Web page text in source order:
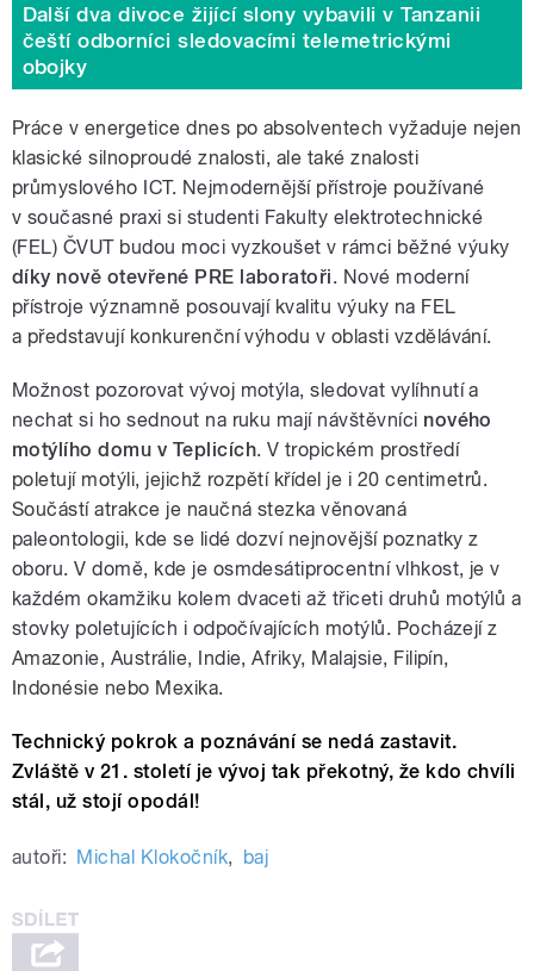
Další dva divoce žijící slony vybavili v Tanzanii
čeští odborníci sledovacími telemetrickými
obojky
Práce v energetice dnes po absolventech vyžaduje nejen
klasické silnoproudé znalosti, ale také znalosti
průmyslového ICT. Nejmodernější přístroje používané
v současné praxi si studenti Fakulty elektrotechnické
(FEL) ČVUT budou moci vyzkoušet v rámci běžné výuky
díky nově otevřené PRE laboratoři. Nové moderní
přístroje významně posouvají kvalitu výuky na FEL
a představují konkurenční výhodu v oblasti vzdělávání.
Možnost pozorovat vývoj motýla, sledovat vylíhnutí a
nechat si ho sednout na ruku mají návštěvníci nového
motýlího domu v Teplicích. V tropickém prostředí
poletují motýli, jejichž rozpětí křídel je i 20 centimetrů.
Součástí atrakce je naučná stezka věnovaná
paleontologii, kde se lidé dozví nejnovější poznatky z
oboru. V domě, kde je osmdesátiprocentní vlhkost, je v
každém okamžiku kolem dvaceti až třiceti druhů motýlů a
stovky poletujících i odpočívajících motýlů. Pocházejí z
Amazonie, Austrálie, Indie, Afriky, Malajsie, Filipín,
Indonésie nebo Mexika.
Technický pokrok a poznávání se nedá zastavit.
Zvláště v 21. století je vývoj tak překotný, že kdo chvíli
stál, už stojí opodál!
autoři: Michal Klokočník, baj